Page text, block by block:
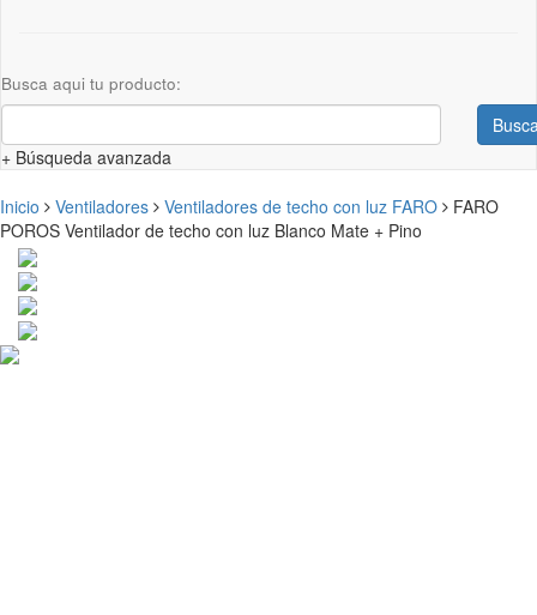
Busca aqui tu producto:
+ Búsqueda avanzada
Inicio Ventiladores Ventiladores de techo con luz FARO
FARO
POROS Ventilador de techo con luz Blanco Mate + Pino